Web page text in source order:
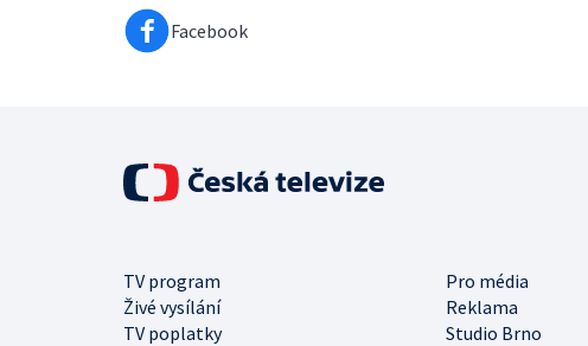
Facebook
TV program
Pro média
Živé vysílání
Reklama
TV poplatky
Studio Brno